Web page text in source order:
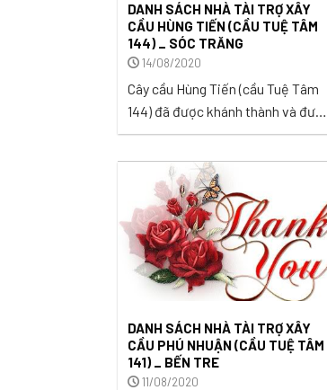
DANH SÁCH NHÀ TÀI TRỢ XÂY
CẦU HÙNG TIẾN (CẦU TUỆ TÂM
144) _ SÓC TRĂNG
14/08/2020
Cây cầu Hùng Tiến (cầu Tuệ Tâm
144) đã được khánh thành và đưa
vào sử dụng vào ngày 27/9/2020
khôn xiết của bà con khóm Vĩnh
Mỹ, Phường 3, Thị xã Ngã 5, tỉnh
Sóc Trăng. ...
DANH SÁCH NHÀ TÀI TRỢ XÂY
CẦU PHÚ NHUẬN (CẦU TUỆ TÂM
141) _ BẾN TRE
11/08/2020